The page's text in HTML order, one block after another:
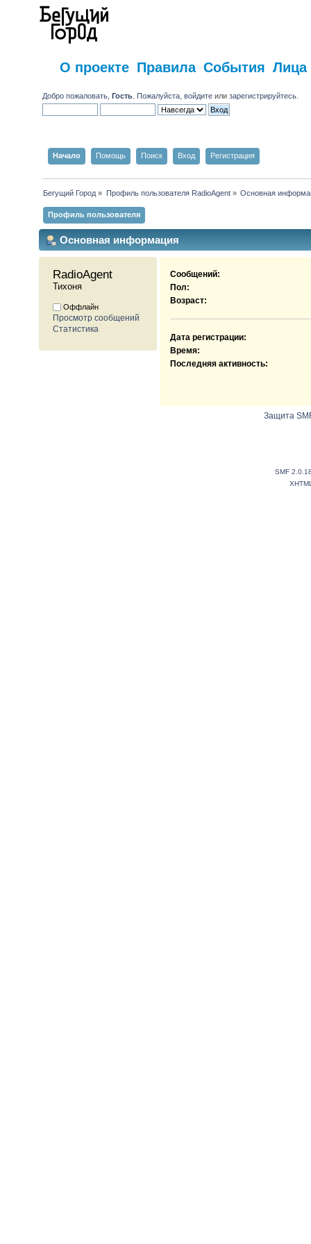
О проекте Правила События Лица
Добро пожаловать,Гость . Пожалуйста,войдите илизарегистрируйтесь
Начало Помощь Поиск Вход Регистрация
Бегущий Город » Профиль пользователя RadioAgent» Основная
Профиль пользователя
Основная информация
RadioAgent
Тихоня
Оффлайн
Просмотр сообщений
Статистика
Сообщений:
Пол:
Возраст:
Дата регистрации:
Время:
Последняя активность:
Защита
SMF